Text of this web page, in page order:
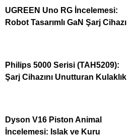
UGREEN Uno RG İncelemesi:
Robot Tasarımlı GaN Şarj Cihazı
Philips 5000 Serisi (TAH5209):
Şarj Cihazını Unutturan Kulaklık
Dyson V16 Piston Animal
İncelemesi: Islak ve Kuru